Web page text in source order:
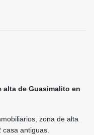
alta de Guasimalito en
zona de alta
antiguas.